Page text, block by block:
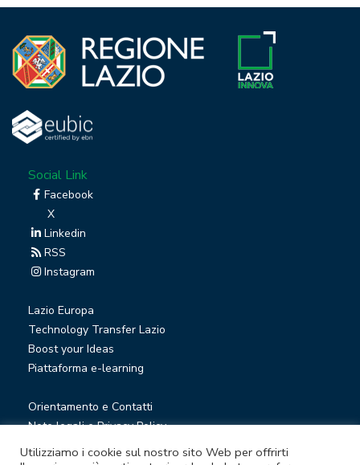
Social Link
Facebook
X
Linkedin
RSS
Instagram
Lazio Europa
Technology Transfer Lazio
Boost your Ideas
Piattaforma e-learning
Orientamento e Contatti
Note legali e Privacy Policy
Privacy Newsletter
Utilizziamo i cookie sul nostro sito Web per offrirti